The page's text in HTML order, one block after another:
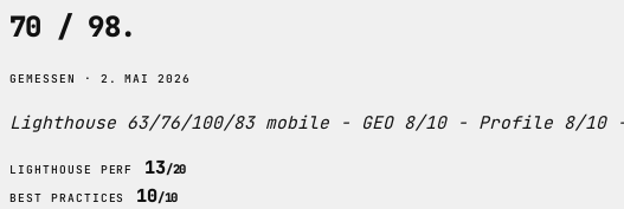
70 / 98.
GEMESSEN · 2. MAI 2026
Lighthouse 63/76/100/83 mobile - GEO 8/10 - Profile 8/
LIGHTHOUSE PERF 13/20
BEST PRACTICES 10/10